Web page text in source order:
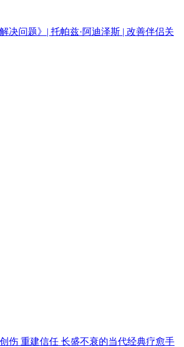
决问题》| 托帕兹·阿迪泽斯 | 改善伴侣关
伤 重建信任 长盛不衰的当代经典疗愈手